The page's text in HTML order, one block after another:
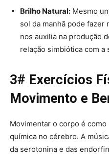
Brilho Natural: Mesmo
sol da manhã pode fazer
nos auxilia na produção
relação simbiótica com a
3# Exercícios
Movimento e
Movimentar o corpo é
química no cérebro. A
da serotonina e das